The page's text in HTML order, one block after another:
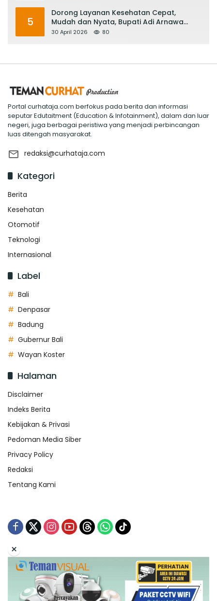
5
Dorong Layanan Kesehatan Cepat,
Mudah dan Nyata, Bupati Adi Arnawa
Evaluasi ‘Mantap Nak Badung’
30 April 2026 80
Portal curhataja.com berfokus pada berita dan informasi
seputar Edutaitment (Education & Infotainment), dalam dan luar
negeri, juga berbagai peristiwa yang menjadi perbincangan
luas ditengah masyarakat.
redaksi@curhataja.com
Kategori
Berita
Kesehatan
Otomotif
Teknologi
Internasional
Label
Bali
Denpasar
Badung
Gubernur Bali
Wayan Koster
Halaman
Disclaimer
Indeks Berita
Kebijakan & Privasi
Pedoman Media Siber
Privacy Policy
Redaksi
Tentang Kami
Tentang Kami Redaksi
Indeks Berita
Disclaimer
Pedoman Media Siber
Kebijakan & Privasi
×